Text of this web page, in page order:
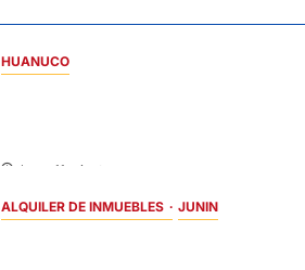
HUANUCO
hace 11 minutos
ALQUILER DE INMUEBLES JUNIN